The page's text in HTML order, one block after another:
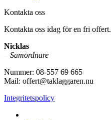
Kontakta oss
Kontakta oss idag för en fri offert.
Nicklas
– Samordnare
Nummer: 08-557 69 665
Mail: offert@taklaggaren.nu
Integritetspolicy